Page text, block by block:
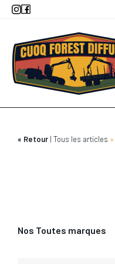
Aller
principal
Retour Tous les articles
Nos Toutes marques